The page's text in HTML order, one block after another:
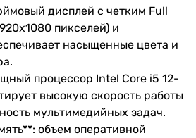
дисплей с четким Full
пикселей) и
насыщенные цвета и
процессор Intel Core i5 12-
высокую скорость работы
мультимедийных задач.
объем оперативной